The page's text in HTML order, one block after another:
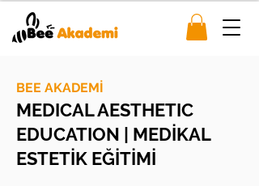
BEE AKADEMİ
MEDICAL AESTHETIC
EDUCATION | MEDİKAL
ESTETİK EĞİTİMİ